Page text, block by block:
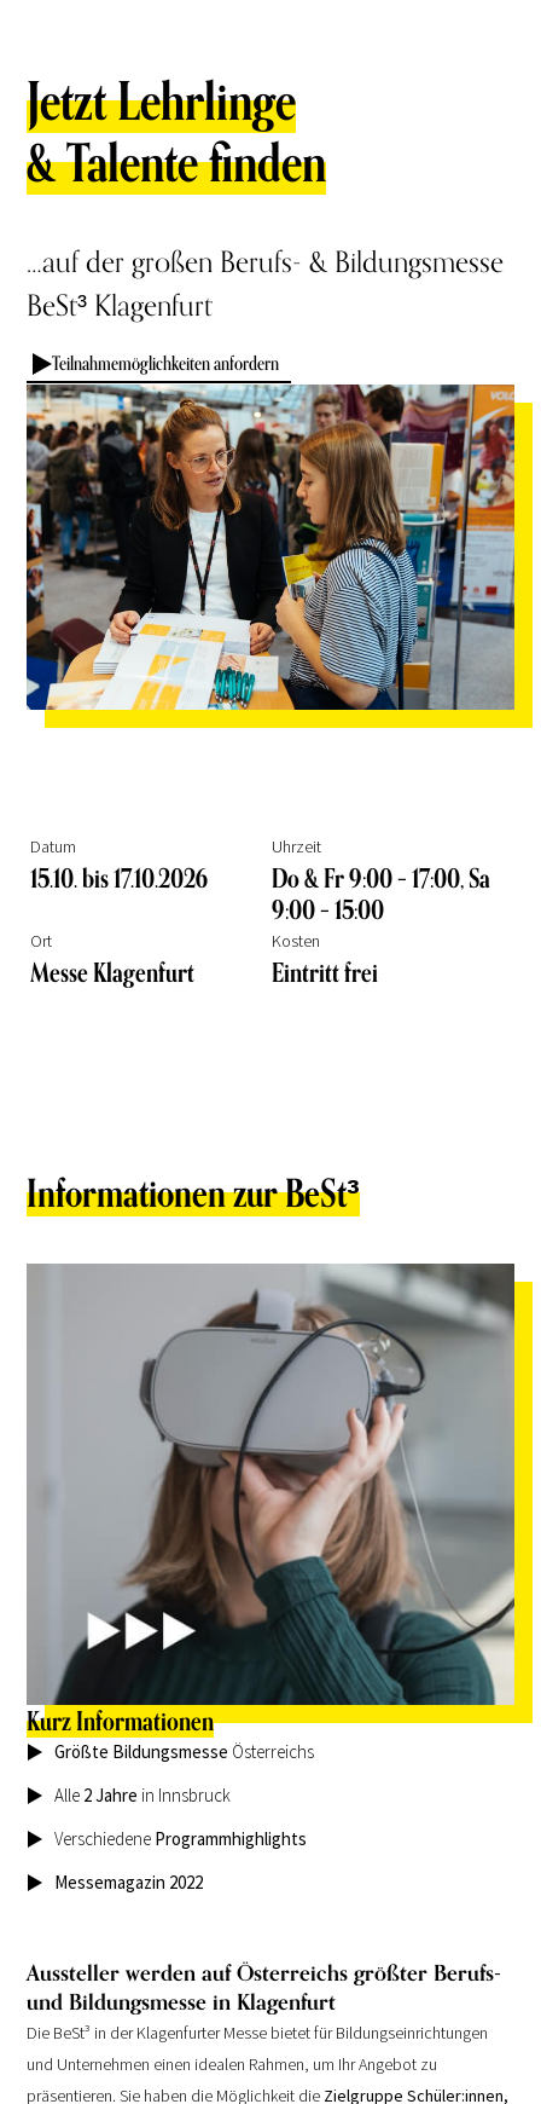
Jetzt Lehrlinge
& Talente finden
…auf der großen Berufs- & Bildungsmesse
BeSt³ Klagenfurt
Teilnahmemöglichkeiten anfordern
Datum
15.10. bis 17.10.2026
Uhrzeit
Do & Fr 9:00 – 17:00, Sa
9:00 – 15:00
Ort
Messe Klagenfurt
Kosten
Eintritt frei
Informationen zur BeSt³
Kurz Informationen
Größte Bildungsmesse Österreichs
Alle 2 Jahre in Innsbruck
Verschiedene Programmhighlights
Messemagazin 2022
Aussteller werden auf Österreichs größter Berufs-
und Bildungs­messe in Klagenfurt
Die BeSt³ in der Klagenfurter Messe bietet für Bildungseinrichtungen
und Unternehmen einen idealen Rahmen, um Ihr Angebot zu
präsentieren. Sie haben die Möglichkeit die Zielgruppe Schüler:innen,